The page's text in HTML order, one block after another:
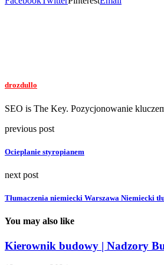
drozdullo
SEO is The Key. Pozycjonowanie
previous post
Ocieplanie styropianem
next post
Tłumaczenia niemiecki Warszawa Niemiecki
You may also like
Kierownik budowy | Nadzory